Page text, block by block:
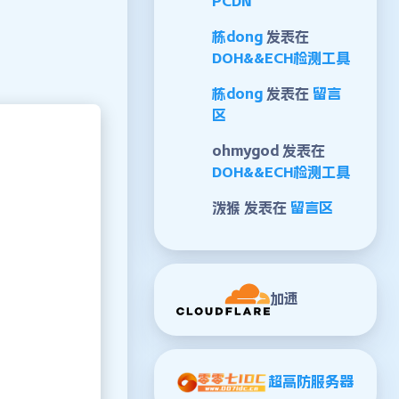
栋dong 发表在
DOH&&ECH检测工具
栋dong 发表在 留言
区
ohmygod 发表在
DOH&&ECH检测工具
泼猴 发表在 留言区
加速
超高防服务器